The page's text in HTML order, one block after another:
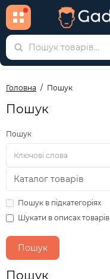
Головна Пошук
Пошук
Пошук
Пошук в підкатегоріях
Шукати в описах товарів
Пошук